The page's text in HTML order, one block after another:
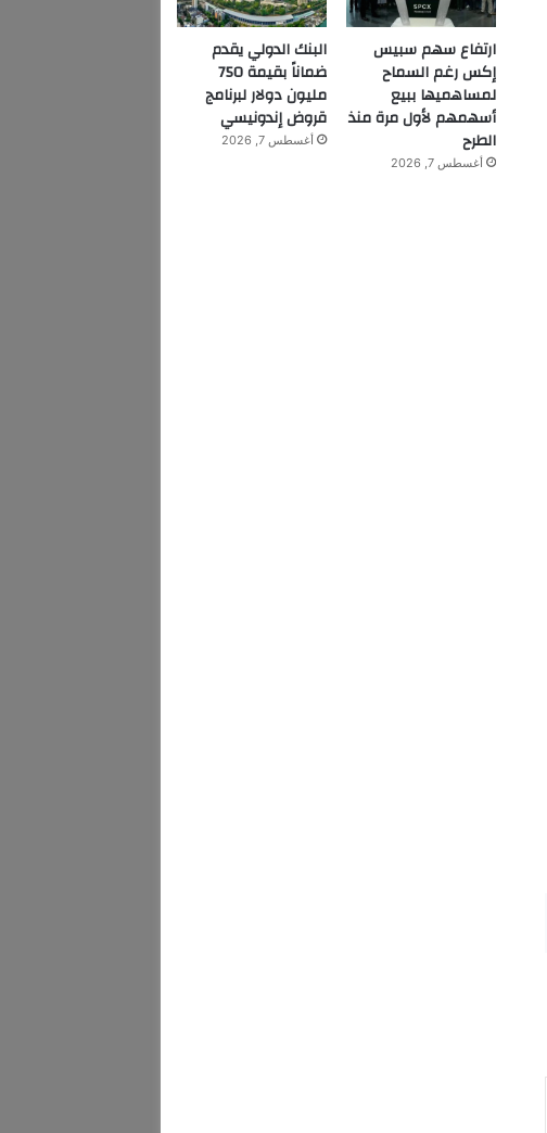
ارتفاع سهم سبيس
إكس رغم السماح
لمساهميها ببيع
أسهمهم لأول مرة منذ
الطرح
أغسطس 7, 2026
البنك الدولي يقدم
ضماناً بقيمة 750
مليون دولار لبرنامج
قروض إندونيسي
أغسطس 7, 2026